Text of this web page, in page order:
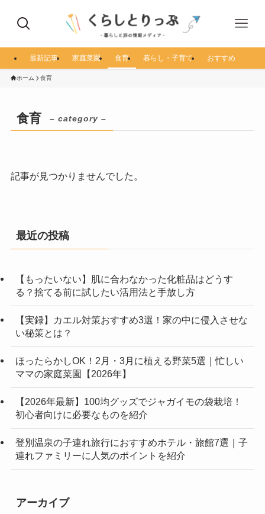
最新記事 家庭菜園 食育 暮らし・子育て おすすめ
ホーム 食育
食育 – category –
記事が見つかりませんでした。
最近の投稿
【もったいない】肌に合わなかった化粧品はどうす
る？捨てる前に試したい活用法と手放し方
【実録】カエル対策おすすめ3選！家の中に侵入させな
い秘策とは？
ほったらかしOK！2月・3月に植える野菜5選｜忙しい
ママの家庭菜園【2026年】
【2026年最新】100均グッズでジャガイモの袋栽培！
初心者向けに必要なものを紹介
登別温泉の子連れ旅行におすすめホテル・旅館7選｜子
連れファミリーに人気のポイントを紹介
アーカイブ